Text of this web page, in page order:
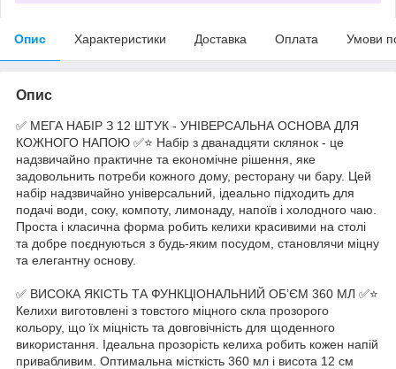
Опис Характеристики Доставка Оплата Умови
Опис
✅ МЕГА НАБІР З 12 ШТУК - УНІВЕРСАЛЬНА ОСНОВА ДЛЯ
КОЖНОГО НАПОЮ ✅⭐️ Набір з дванадцяти склянок - це
надзвичайно практичне та економічне рішення, яке
задовольнить потреби кожного дому, ресторану чи бару. Цей
набір надзвичайно універсальний, ідеально підходить для
подачі води, соку, компоту, лимонаду, напоїв і холодного чаю.
Проста і класична форма робить келихи красивими на столі
та добре поєднуються з будь-яким посудом, становлячи міцну
та елегантну основу.
✅ ВИСОКА ЯКІСТЬ ТА ФУНКЦІОНАЛЬНИЙ ОБ’ЄМ 360 МЛ ✅⭐️
Келихи виготовлені з товстого міцного скла прозорого
кольору, що їх міцність та довговічність для щоденного
використання. Ідеальна прозорість келиха робить кожен напій
привабливим. Оптимальна місткість 360 мл і висота 12 см